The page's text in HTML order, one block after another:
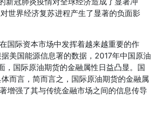
世界经济复苏进程产生了显著的负面影
国际资本市场中发挥着越来越重要的作
美国能源信息署的数据，2017年中国原油
国际原油期货的金融属性日益凸显。国
而言，简而言之，国际原油期货的金融属
增强了其与传统金融市场之间的信息传导